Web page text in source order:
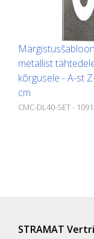
metallist
kõrgusele - A-st
cm
CMC-DL40-SET - 1091
STRAMAT